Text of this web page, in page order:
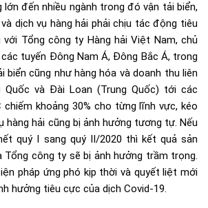
lớn đến nhiều ngành trong đó vận tải biển,
dịch vụ hàng hải phải chịu tác động tiêu
Tổng công ty Hàng hải Việt Nam, chủ
tuyến Đông Nam Á, Đông Bắc Á, trong
biển cũng như hàng hóa và doanh thu liên
Quốc và Đài Loan (Trung Quốc) tới các
chiếm khoảng 30% cho từng lĩnh vực, kéo
hàng hải cũng bị ảnh hưởng tương tự. Nếu
quý I sang quý II/2020 thì kết quả sản
Tổng công ty sẽ bị ảnh hưởng trầm trọng.
pháp ứng phó kịp thời và quyết liệt mới
hưởng tiêu cực của dịch Covid-19.